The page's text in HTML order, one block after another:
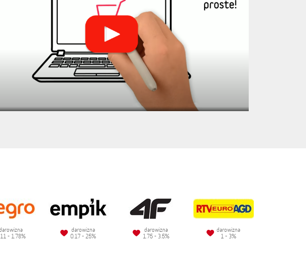
- 1.78%
darowizna
0.17 - 25%
darowizna
1.75 - 3.5%
darowizna
1 - 3%